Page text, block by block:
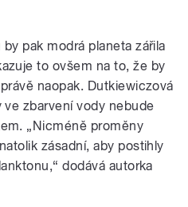
pak modrá planeta zářila
to ovšem na to, že by
naopak. Dutkiewiczová
zbarvení vody nebude
„Nicméně proměny
zásadní, aby postihly
dodává autorka